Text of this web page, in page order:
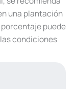
una plantación
puede
condiciones